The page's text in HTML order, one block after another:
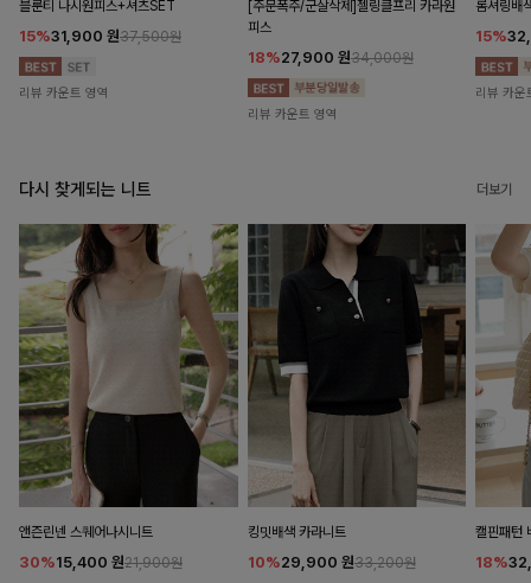
블룬티 나시원피스+셔츠SET
15%31,900 원37,500원
리뷰 카운트 영역
[주문폭주/군살삭제]젤링클프리 카라원
피스
18%27,900 원34,000원
리뷰 카운트 영역
롬셔링배
15%
리뷰 카운
다시 찾게되는 니트 더보기
앤즌린넨 스퀘어나시니트
30%15,400 원21,900원
킹밋배색 카라니트
10%29,900 원33,200원
캘핀패턴
18%